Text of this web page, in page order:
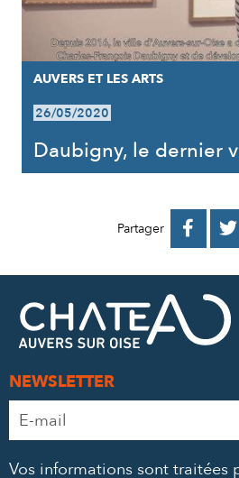
AUVERS ET LES ARTS
26/05/2020
Daubigny, le dernier
Partager  
NEWSLETTER
Adresse
e-
Vos informations sont traitées